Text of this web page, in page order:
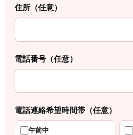
住所（任意）
電話番号（任意）
電話連絡希望時間帯（任意）
午前中